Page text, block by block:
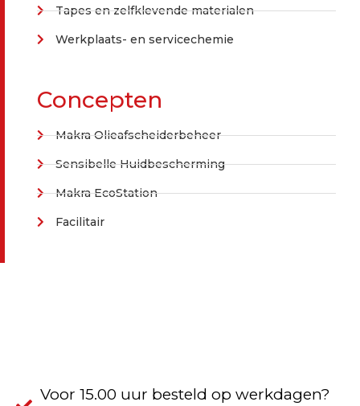
Tapes en zelfklevende materialen
Werkplaats- en servicechemie
Concepten
Makra Olieafscheiderbeheer
Sensibelle Huidbescherming
Makra EcoStation
Facilitair
Voor 15.00 uur besteld op werkdagen?